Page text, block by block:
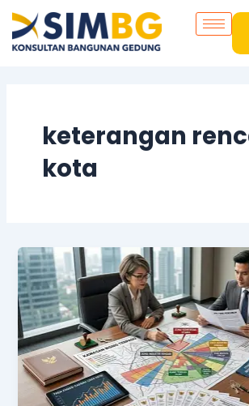
Skip
content
keterangan
kota